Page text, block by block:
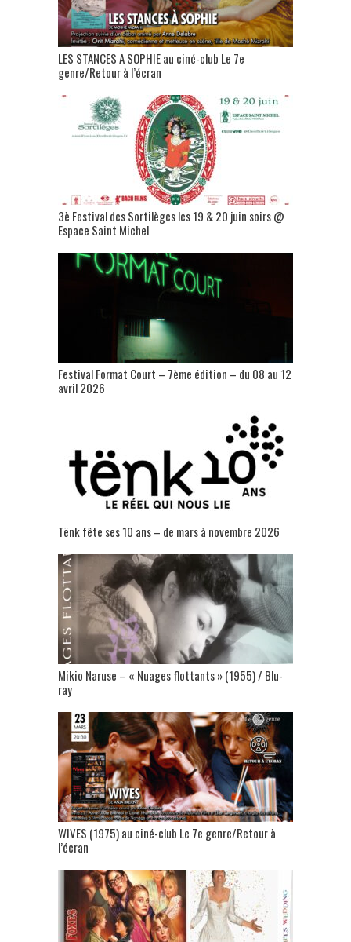
LES STANCES A SOPHIE au ciné-club Le 7e
genre/Retour à l’écran
3è Festival des Sortilèges les 19 & 20 juin soirs @
Espace Saint Michel
Festival Format Court – 7ème édition – du 08 au 12
avril 2026
Tënk fête ses 10 ans – de mars à novembre 2026
Mikio Naruse – « Nuages flottants » (1955) / Blu-
ray
WIVES (1975) au ciné-club Le 7e genre/Retour à
l’écran